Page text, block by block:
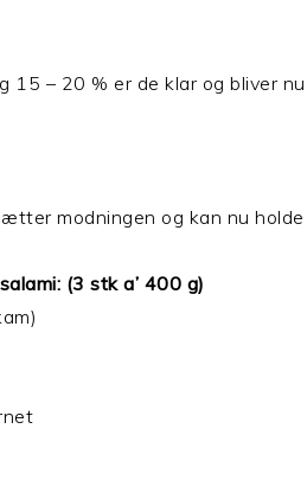
15 – 20 % er de klar og bliver
modningen og kan nu
(3 stk a’ 400 g)